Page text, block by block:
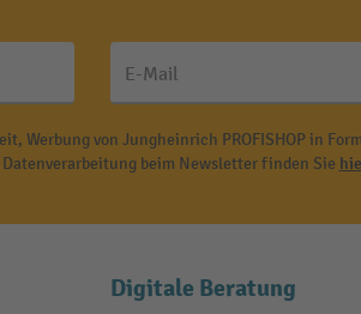
E-Mail
Werbung von Jungheinrich PROFISHOP in
beim Newsletter finden Sie
Digitale Beratung